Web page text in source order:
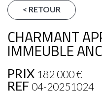
< RETOUR
CHARMANT
IMMEUBLE
PRIX 182 000€
REF 04-20251024